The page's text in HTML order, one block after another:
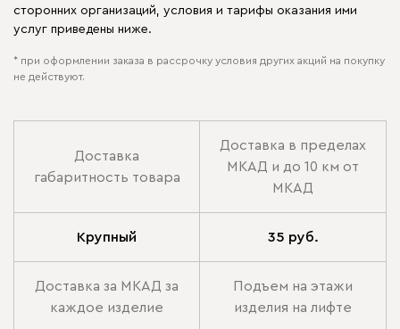
сторонних организаций, условия и тарифы оказания ими
услуг приведены ниже.
* при оформлении заказа в рассрочку условия других акций на покупку
не действуют.
Доставка
габаритность товара
Доставка в пределах
МКАД и до 10 км от
МКАД
Крупный 35 руб.
Доставка за МКАД за
каждое изделие
Подъем на этажи
изделия на лифте